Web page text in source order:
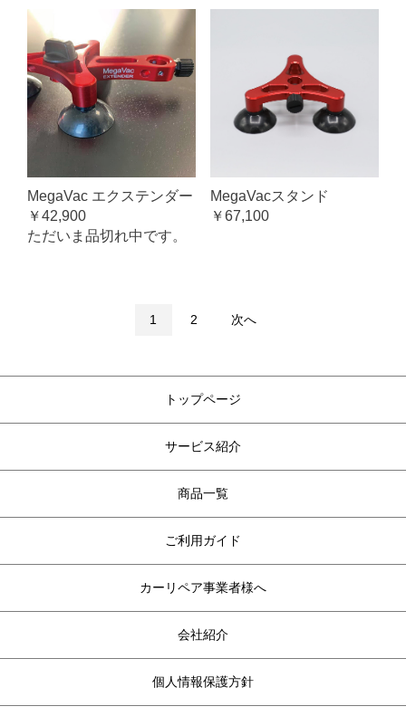
MegaVac エクステンダー
￥42,900
ただいま品切れ中です。
MegaVacスタンド
￥67,100
1 2 次へ
トップページ
サービス紹介
商品一覧
ご利用ガイド
カーリペア事業者様へ
会社紹介
個人情報保護方針